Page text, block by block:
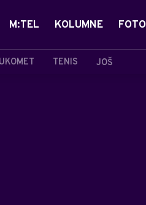
TENIS JOŠ
M:TEL KOLUMNE FOTO